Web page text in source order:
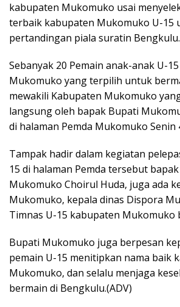
kabupaten Mukomuko usai
terbaik kabupaten Mukomuko U-15
pertandingan piala suratin Bengkulu.
Sebanyak 20 Pemain anak-anak U-
Mukomuko yang terpilih untuk
mewakili Kabupaten Mukomuko
langsung oleh bapak Bupati
di halaman Pemda Mukomuko Senin
Tampak hadir dalam kegiatan
15 di halaman Pemda tersebut
Mukomuko Choirul Huda, juga ada
Mukomuko, kepala dinas Dispora
Timnas U-15 kabupaten Mukomuko
Bupati Mukomuko juga berpesan
pemain U-15 menitipkan nama baik
Mukomuko, dan selalu menjaga
bermain di Bengkulu.(ADV)